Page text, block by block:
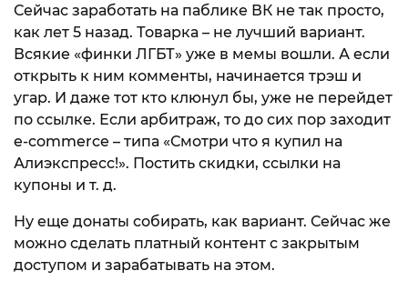
Сейчас заработать на паблике ВК не так просто,
как лет 5 назад. Товарка – не лучший вариант.
Всякие «финки ЛГБТ» уже в мемы вошли. А если
открыть к ним комменты, начинается трэш и
угар. И даже тот кто клюнул бы, уже не перейдет
по ссылке. Если арбитраж, то до сих пор заходит
e-commerce – типа «Смотри что я купил на
Алиэкспресс!». Постить скидки, ссылки на
купоны и т. д.
Ну еще донаты собирать, как вариант. Сейчас же
можно сделать платный контент с закрытым
доступом и зарабатывать на этом.